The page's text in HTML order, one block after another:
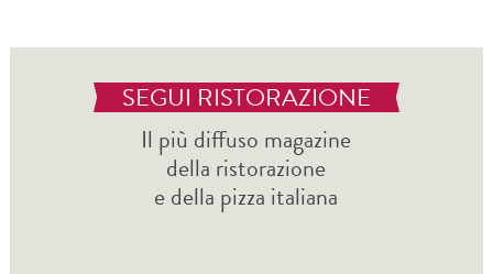
SEGUI RISTORAZIONE
Il più diffuso magazine
della ristorazione
e della pizza italiana